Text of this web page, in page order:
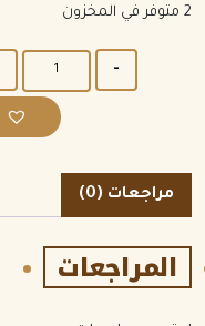
2 متوفر في المخزون
مراجعات (0)
المراجعات